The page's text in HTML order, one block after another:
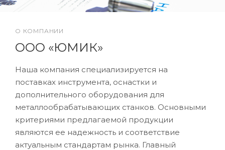
О КОМПАНИИ
ООО «ЮМИК»
Наша компания специализируется на
поставках инструмента, оснастки и
дополнительного оборудования для
металлообрабатывающих станков. Основными
критериями предлагаемой продукции
являются ее надежность и соответствие
актуальным стандартам рынка. Главный